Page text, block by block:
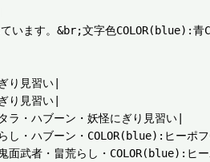
います。&br;文字色COLOR(blue):
り見習い|
り見習い|
ラ・ハブーン・妖怪にぎり見習い|
し・ハブーン・COLOR(blue):ヒーポ
面武者・畠荒らし・COLOR(blue):ヒ